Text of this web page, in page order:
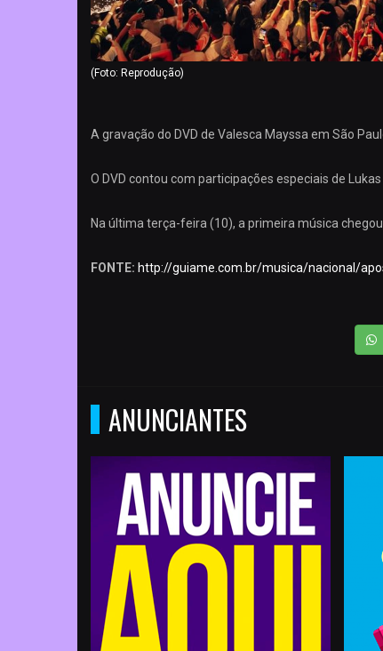
(Foto: Reprodução)
A gravação do DVD de Valesca Mayssa em São
O DVD contou com participações especiais de
Na última terça-feira (10), a primeira música
FONTE: http://guiame.com.br/musica/nacional/
ANUNCIANTES